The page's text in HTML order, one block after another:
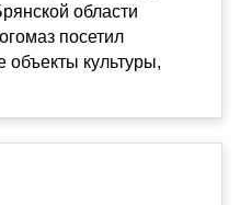
области
посетил
объекты культуры,